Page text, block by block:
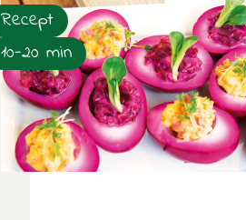
Recept
10-20 min